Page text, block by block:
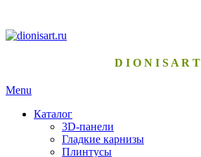
D I O N I S A R T
Menu
Каталог
3D-панели
Гладкие карнизы
Плинтусы